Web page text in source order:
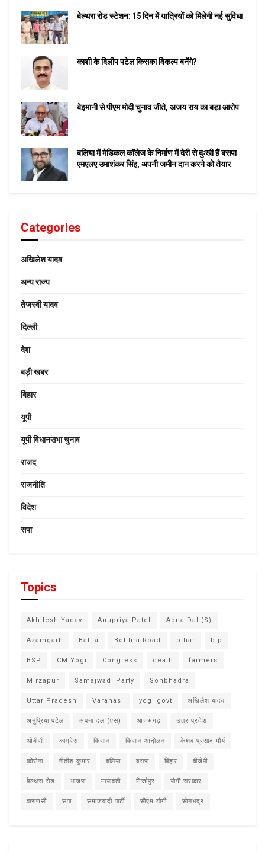
बेल्थरा रोड स्टेशन: 15 दिन में यात्रियों को मिलेगी नई सुविधा
काशी के दिलीप पटेल किसका विकल्प बनेंगे?
बेइमानी से पीएम मोदी चुनाव जीते, अजय राय का बड़ा आरोप
बलिया में मेडिकल कॉलेज के निर्माण में देरी से दुःखी हैं बसपा
एमएलए उमाशंकर सिंह, अपनी जमीन दान करने को तैयार
Categories
अखिलेश यादव
अन्य राज्य
तेजस्वी यादव
दिल्ली
देश
बड़ी खबर
बिहार
यूपी
यूपी विधानसभा चुनाव
राजद
राजनीति
विदेश
सपा
Topics
Akhilesh Yadav Anupriya Patel Apna Dal (S)
Azamgarh Ballia Belthra Road bihar bjp
BSP CM Yogi Congress death farmers
Mirzapur Samajwadi Party Sonbhadra
Uttar Pradesh Varanasi yogi govt अखिलेश यादव
अनुप्रिया पटेल अपना दल (एस) आजमगढ़ उत्तर प्रदेश
ओबीसी कांग्रेस किसान किसान आंदोलन केशव प्रसाद मौर्य
कोरोना नीतीश कुमार बलिया बसपा बिहार बीजेपी
बेल्थरा रोड भाजपा मायावती मिर्जापुर योगी सरकार
वाराणसी सपा समाजवादी पार्टी सीएम योगी सोनभद्र